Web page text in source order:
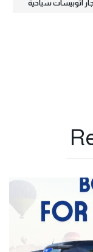
اتوبيسات سياحية